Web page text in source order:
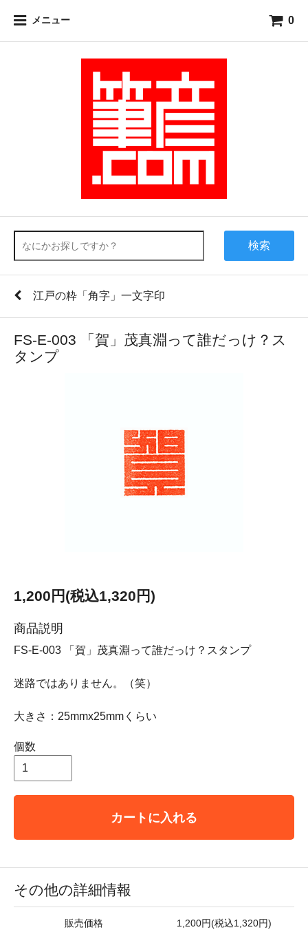
メニュー 0
検索
江戸の粋「角字」一文字印
FS-E-003 「賀」茂真淵って誰だっけ？ス
タンプ
1,200円(税込1,320円)
商品説明
FS-E-003 「賀」茂真淵って誰だっけ？スタンプ
迷路ではありません。（笑）
大きさ：25mmx25mmくらい
個数
カートに入れる
その他の詳細情報
販売価格 1,200円(税込1,320円)